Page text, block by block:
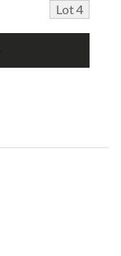
Lot 4